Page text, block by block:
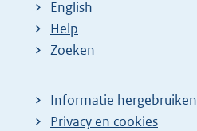
English
Help
Zoeken
Informatie hergebruiken
Privacy en cookies